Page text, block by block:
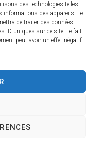
des technologies telles
informations des appareils. Le
de traiter des données
ID uniques sur ce site. Le fait
peut avoir un effet négatif